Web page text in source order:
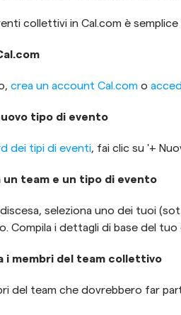
collettivi in Cal.com è
crea un account Cal.com o
tipo di evento
dei tipi di eventi, fai clic su '+
un team e un tipo di evento
discesa, seleziona uno dei tuoi
Compila i dettagli di base del tuo
i membri del team collettivo
del team che dovrebbero far